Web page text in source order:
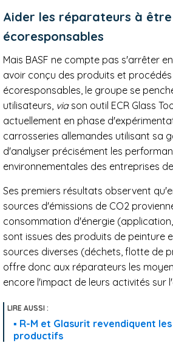
Aider les réparateurs à être
écoresponsables
Mais BASF ne compte pas s'arrêter
avoir conçu des produits et
écoresponsables, le groupe se
utilisateurs, viason outil ECR Glass
actuellement en phase
carrosseries allemandes utilisant sa
d'analyser précisément les
environnementales des entreprises
Ses premiers résultats observent
sources d'émissions de CO2
consommation d'énergie
sont issues des produits de peinture
sources diverses (déchets, flotte de
offre donc aux réparateurs les
encore l'impact de leurs activités sur
R-M et Glasurit revendiquent
productifs